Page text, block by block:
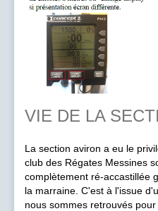
VIE DE LA
La section aviron a eu le
club des Régates Messines
complètement ré-accastillée
la marraine. C'est à l'issue
nous sommes retrouvés